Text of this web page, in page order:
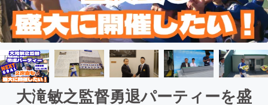
大滝敏之監督勇退パーティーを盛